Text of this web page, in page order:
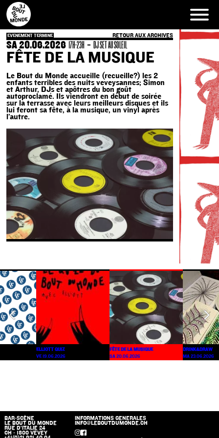
Skip
content
EVENEMENT TERMINE RETOUR AUX ARCHIVES
SA 20.06.2026 17H-23H -DJ SET AU SOLEIL
FÊTE DE LA MUSIQUE
Le Bout du Monde accueille (recueille?) les 2
enfants terribles des nuits veveysannes; Simon
et Arthur, DJs et apôtres du bon goût
autoproclamé. Ils viendront en début de soirée
sur la terrasse avec leurs meilleurs disques et ils
lui feront sa fête, à la musique, un vinyl après
l’autre.
ELLIOTT QUIZ
VE 19.06.2026
FÊTE DE LA MUSIQUE
SA 20.06.2026
DRINK&DRAW
MA 23.06.2026
BAR-SCÈNE
LE BOUT DU MONDE
RUE D’ITALIE 24
CH - 1800 VEVEY
INFORMATIONS GENERALES
INFO@LEBOUTDUMONDE.CH